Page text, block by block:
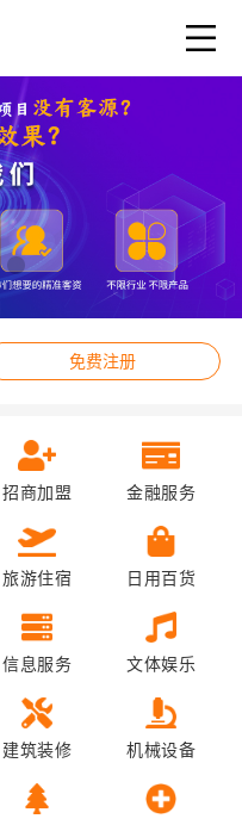
免费注册
招商加盟 金融服务
旅游住宿 日用百货
信息服务 文体娱乐
建筑装修 机械设备